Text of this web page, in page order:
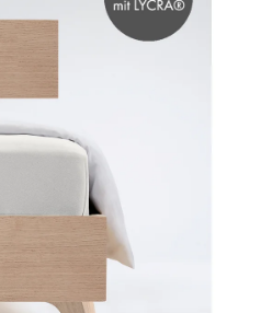
Kontakt